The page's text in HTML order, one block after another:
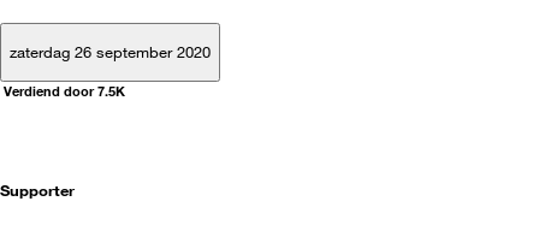
zaterdag 26 september 2020
Verdiend door 7.5K
Supporter